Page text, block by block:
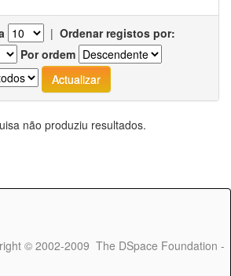
| Ordenar registos por:
Por ordem
não produziu resultados.
© 2002-2009 The DSpace Foundation -